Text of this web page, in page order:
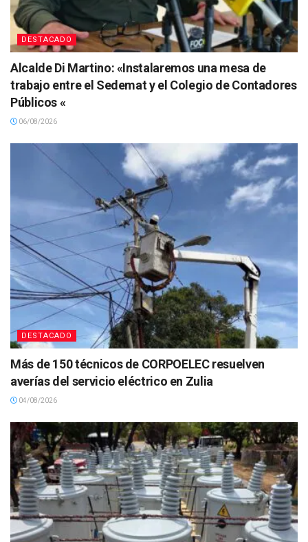
DESTACADO
Alcalde Di Martino: «Instalaremos una mesa de
trabajo entre el Sedemat y el Colegio de Contadores
Públicos «
06/08/2026
DESTACADO
Más de 150 técnicos de CORPOELEC resuelven
averías del servicio eléctrico en Zulia
04/08/2026